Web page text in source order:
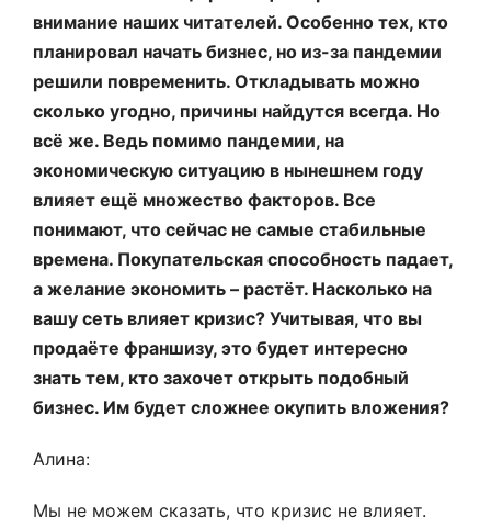
внимание наших читателей. Особенно тех, кто
планировал начать бизнес, но из-за пандемии
решили повременить. Откладывать можно
сколько угодно, причины найдутся всегда. Но
всё же. Ведь помимо пандемии, на
экономическую ситуацию в нынешнем году
влияет ещё множество факторов. Все
понимают, что сейчас не самые стабильные
времена. Покупательская способность падает,
а желание экономить – растёт. Насколько на
вашу сеть влияет кризис? Учитывая, что вы
продаёте франшизу, это будет интересно
знать тем, кто захочет открыть подобный
бизнес. Им будет сложнее окупить вложения?
Алина:
Мы не можем сказать, что кризис не влияет.